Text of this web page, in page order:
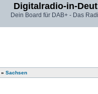
Digitalradio-in-
Dein Board für DAB+ - Das
» Sachsen